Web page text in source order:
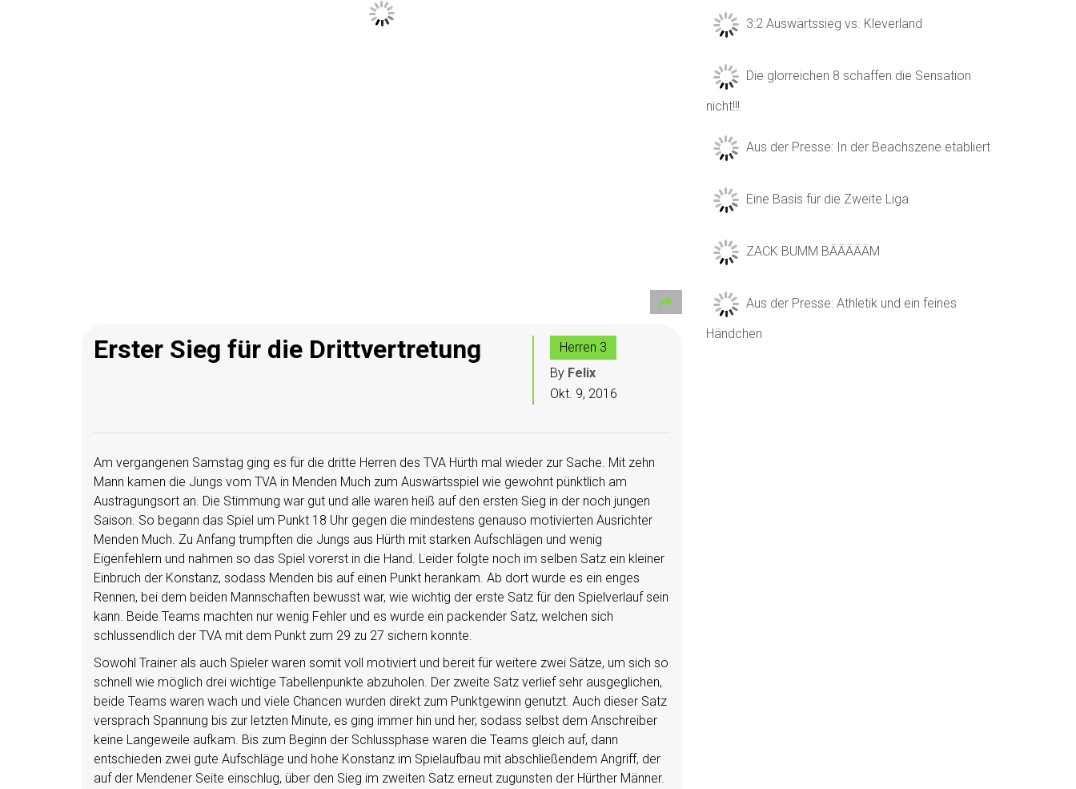
Erster Sieg für die Drittvertretung
Herren 3
By Felix
Okt. 9, 2016
Am vergangenen Samstag ging es für die dritte Herren des TVA Hürth mal wieder zur Sache. Mit zehn
Mann kamen die Jungs vom TVA in Menden Much zum Auswärtsspiel wie gewohnt pünktlich am
Austragungsort an. Die Stimmung war gut und alle waren heiß auf den ersten Sieg in der noch jungen
Saison. So begann das Spiel um Punkt 18 Uhr gegen die mindestens genauso motivierten Ausrichter
Menden Much. Zu Anfang trumpften die Jungs aus Hürth mit starken Aufschlägen und wenig
Eigenfehlern und nahmen so das Spiel vorerst in die Hand. Leider folgte noch im selben Satz ein kleiner
Einbruch der Konstanz, sodass Menden bis auf einen Punkt herankam. Ab dort wurde es ein enges
Rennen, bei dem beiden Mannschaften bewusst war, wie wichtig der erste Satz für den Spielverlauf sein
kann. Beide Teams machten nur wenig Fehler und es wurde ein packender Satz, welchen sich
schlussendlich der TVA mit dem Punkt zum 29 zu 27 sichern konnte.
Sowohl Trainer als auch Spieler waren somit voll motiviert und bereit für weitere zwei Sätze, um sich so
schnell wie möglich drei wichtige Tabellenpunkte abzuholen. Der zweite Satz verlief sehr ausgeglichen,
beide Teams waren wach und viele Chancen wurden direkt zum Punktgewinn genutzt. Auch dieser Satz
versprach Spannung bis zur letzten Minute, es ging immer hin und her, sodass selbst dem Anschreiber
keine Langeweile aufkam. Bis zum Beginn der Schlussphase waren die Teams gleich auf, dann
entschieden zwei gute Aufschläge und hohe Konstanz im Spielaufbau mit abschließendem Angriff, der
auf der Mendener Seite einschlug, über den Sieg im zweiten Satz erneut zugunsten der Hürther Männer.
3:2 Auswärtssieg vs. Kleverland
Die glorreichen 8 schaffen die Sensation
nicht!!!
Aus der Presse: In der Beachszene etabliert
Eine Basis für die Zweite Liga
ZACK BUMM BÄÄÄÄÄM
Aus der Presse: Athletik und ein feines
Händchen